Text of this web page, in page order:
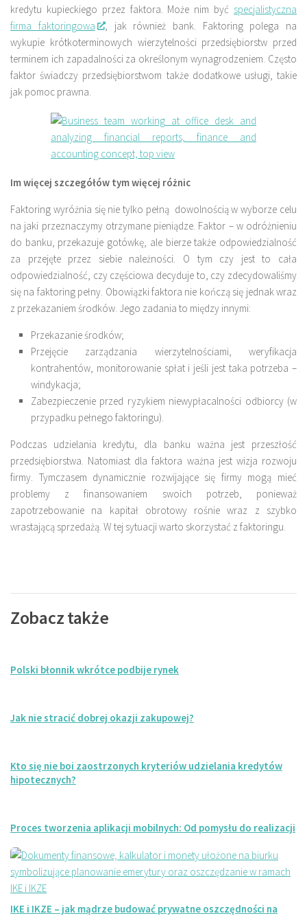
kredytu kupieckiego przez faktora. Może nim być specjalistyczna
firma faktoringowa
, jak również bank. Faktoring polega na
wykupie krótkoterminowych wierzytelności przedsiębiorstw przed
terminem ich zapadalności za określonym wynagrodzeniem. Często
faktor świadczy przedsiębiorstwom także dodatkowe usługi, takie
jak pomoc prawna.
Im więcej szczegółów tym więcej różnic
Faktoring wyróżnia się nie tylko pełną dowolnością w wyborze celu
na jaki przeznaczymy otrzymane pieniądze. Faktor – w odróżnieniu
do banku, przekazuje gotówkę, ale bierze także odpowiedzialność
za przejęte przez siebie należności. O tym czy jest to cała
odpowiedzialność, czy częściowa decyduje to, czy zdecydowaliśmy
się na faktoring pełny. Obowiązki faktora nie kończą się jednak wraz
z przekazaniem środków. Jego zadania to między innymi:
Przekazanie środków;
Przejęcie zarządzania wierzytelnościami, weryfikacja
kontrahentów, monitorowanie spłat i jeśli jest taka potrzeba –
windykacja;
Zabezpieczenie przed ryzykiem niewypłacalności odbiorcy (w
przypadku pełnego faktoringu).
Podczas udzielania kredytu, dla banku ważna jest przeszłość
przedsiębiorstwa. Natomiast dla faktora ważna jest wizja rozwoju
firmy. Tymczasem dynamicznie rozwijające się firmy mogą mieć
problemy z finansowaniem swoich potrzeb, ponieważ
zapotrzebowanie na kapitał obrotowy rośnie wraz z szybko
wrastającą sprzedażą. W tej sytuacji warto skorzystać z faktoringu.
Zobacz także
Polski błonnik wkrótce podbije rynek
Jak nie stracić dobrej okazji zakupowej?
Kto się nie boi zaostrzonych kryteriów udzielania kredytów
hipotecznych?
Proces tworzenia aplikacji mobilnych: Od pomysłu do realizacji
IKE i IKZE – jak mądrze budować prywatne oszczędności na